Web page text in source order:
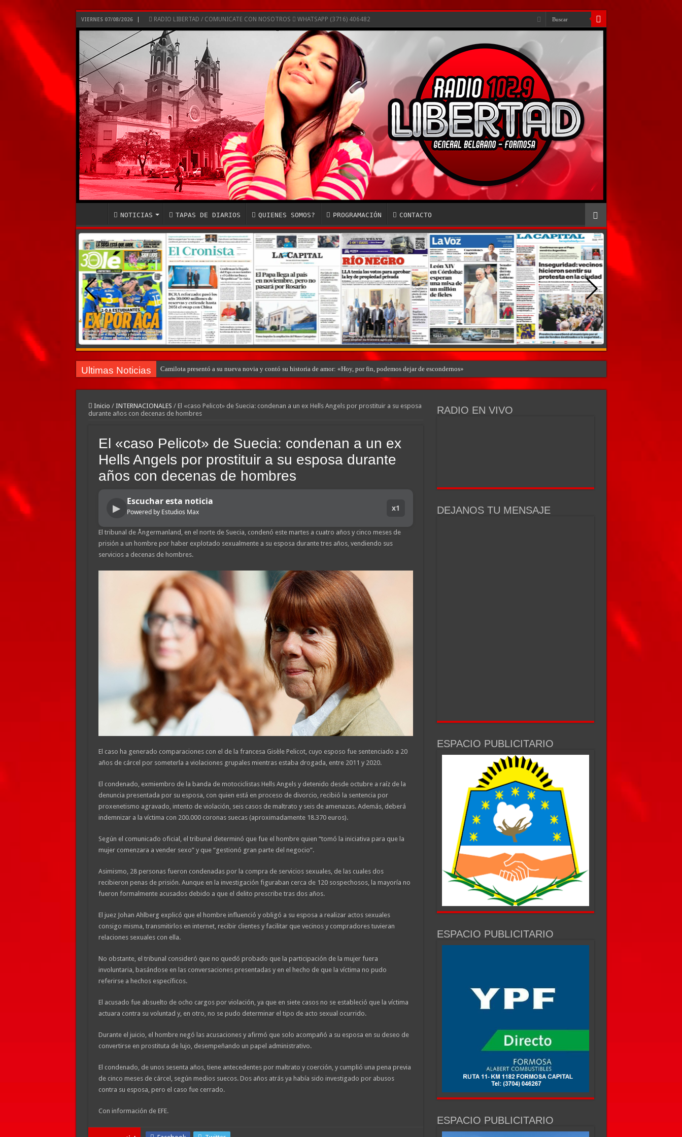
VIERNES 07/08/2026 RADIO LIBERTAD / COMUNICATE CON NOSOTROS WHATSAPP (3716) 406482
NOTICIAS TAPAS DE DIARIOS QUIENES SOMOS? PROGRAMACIÓN CONTACTO
Ultimas Noticias Camilota presentó a su nueva novia y contó su historia de amor: «Hoy, por fin, podemos dejar de escondernos»
Inicio / INTERNACIONALES / El «caso Pelicot» de Suecia: condenan a un ex Hells Angels por prostituir a su esposa
durante años con decenas de hombres
El «caso Pelicot» de Suecia: condenan a un ex
Hells Angels por prostituir a su esposa durante
años con decenas de hombres
▶
Escuchar esta noticia
Powered by Estudios Max x1
El tribunal de Ångermanland, en el norte de Suecia, condenó este martes a cuatro años y cinco meses de
prisión a un hombre por haber explotado sexualmente a su esposa durante tres años, vendiendo sus
servicios a decenas de hombres.
El caso ha generado comparaciones con el de la francesa Gisèle Pelicot, cuyo esposo fue sentenciado a 20
años de cárcel por someterla a violaciones grupales mientras estaba drogada, entre 2011 y 2020.
El condenado, exmiembro de la banda de motociclistas Hells Angels y detenido desde octubre a raíz de la
denuncia presentada por su esposa, con quien está en proceso de divorcio, recibió la sentencia por
proxenetismo agravado, intento de violación, seis casos de maltrato y seis de amenazas. Además, deberá
indemnizar a la víctima con 200.000 coronas suecas (aproximadamente 18.370 euros).
Según el comunicado oficial, el tribunal determinó que fue el hombre quien “tomó la iniciativa para que la
mujer comenzara a vender sexo” y que “gestionó gran parte del negocio”.
Asimismo, 28 personas fueron condenadas por la compra de servicios sexuales, de las cuales dos
recibieron penas de prisión. Aunque en la investigación figuraban cerca de 120 sospechosos, la mayoría no
fueron formalmente acusados debido a que el delito prescribe tras dos años.
El juez Johan Ahlberg explicó que el hombre influenció y obligó a su esposa a realizar actos sexuales
consigo misma, transmitirlos en internet, recibir clientes y facilitar que vecinos y compradores tuvieran
relaciones sexuales con ella.
No obstante, el tribunal consideró que no quedó probado que la participación de la mujer fuera
involuntaria, basándose en las conversaciones presentadas y en el hecho de que la víctima no pudo
referirse a hechos específicos.
El acusado fue absuelto de ocho cargos por violación, ya que en siete casos no se estableció que la víctima
actuara contra su voluntad y, en otro, no se pudo determinar el tipo de acto sexual ocurrido.
Durante el juicio, el hombre negó las acusaciones y afirmó que solo acompañó a su esposa en su deseo de
convertirse en prostituta de lujo, desempeñando un papel administrativo.
El condenado, de unos sesenta años, tiene antecedentes por maltrato y coerción, y cumplió una pena previa
de cinco meses de cárcel, según medios suecos. Dos años atrás ya había sido investigado por abusos
contra su esposa, pero el caso fue cerrado.
Con información de EFE.
RADIO EN VIVO
DEJANOS TU MENSAJE
ESPACIO PUBLICITARIO
ESPACIO PUBLICITARIO
ESPACIO PUBLICITARIO